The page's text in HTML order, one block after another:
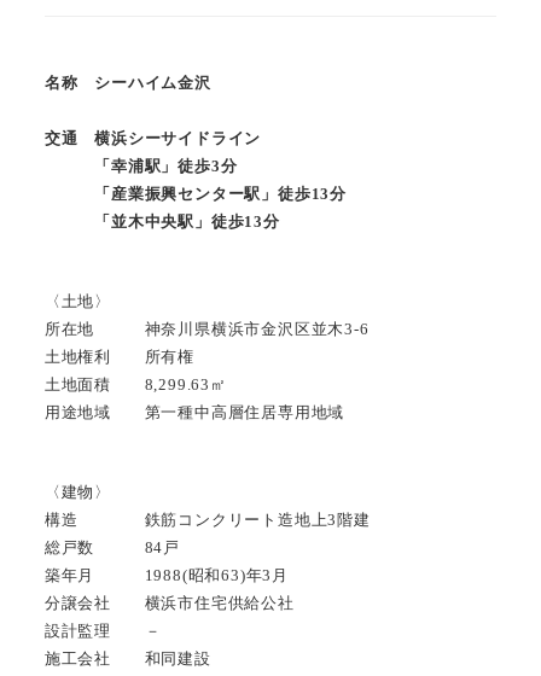
名称 シーハイム金沢
交通 横浜シーサイドライン
「幸浦駅」徒歩3分
「産業振興センター駅」徒歩13分
「並木中央駅」徒歩13分
〈土地〉
所在地 神奈川県横浜市金沢区並木3-6
土地権利 所有権
土地面積 8,299.63㎡
用途地域 第一種中高層住居専用地域
〈建物〉
構造 鉄筋コンクリート造地上3階建
総戸数 84戸
築年月 1988(昭和63)年3月
分譲会社 横浜市住宅供給公社
設計監理 －
施工会社 和同建設